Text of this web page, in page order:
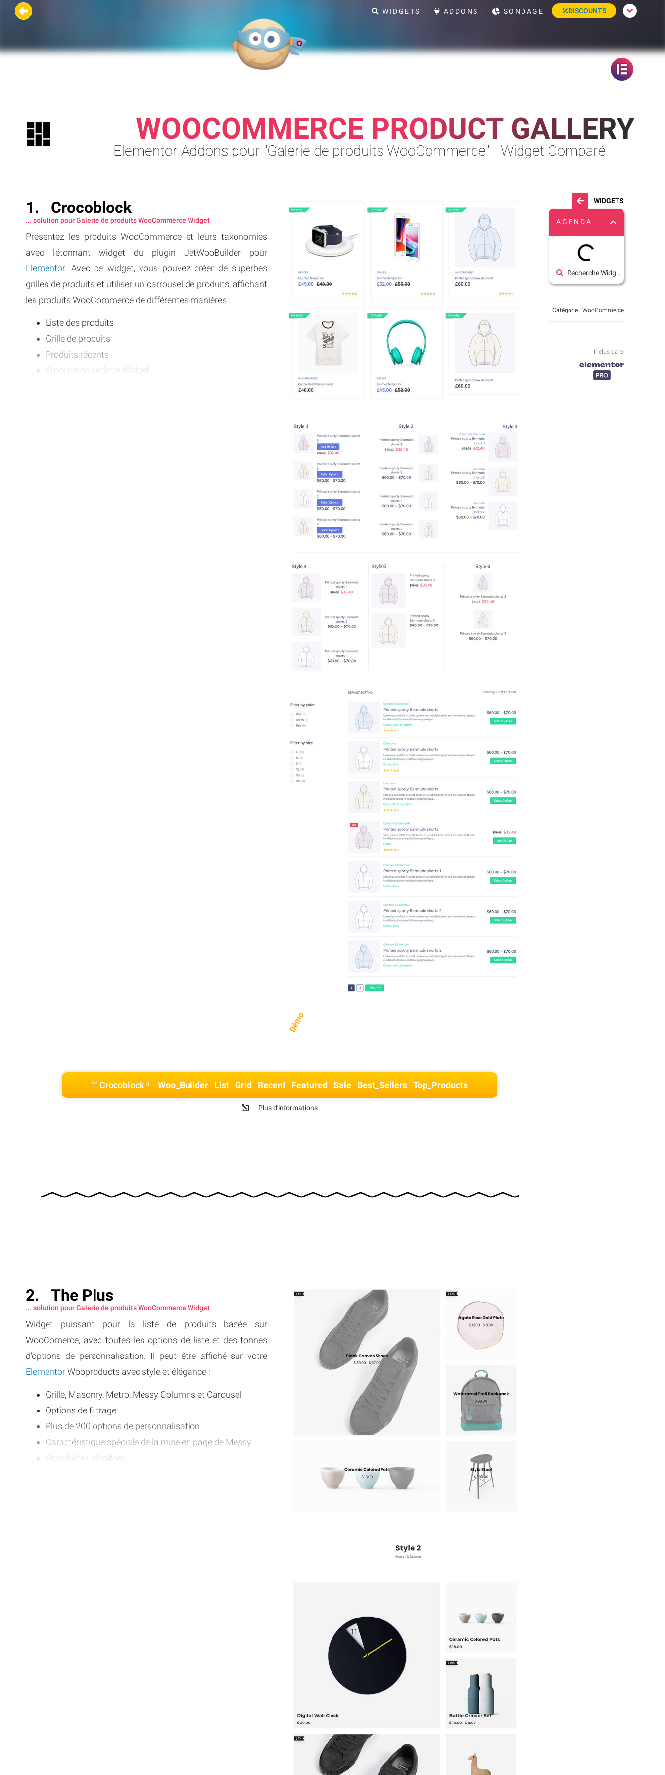
WIDGETS ADDONS SONDAGE DISCOUNTS
WOOCOMMERCE PRODUCT GALLERY
Elementor Addons pour "Galerie de produits WooCommerce" - Widget Comparé
Crocoblock
... solution pour Galerie de produits WooCommerce Widget
Présentez les produits WooCommerce et leurs taxonomies
avec l'étonnant widget du plugin JetWooBuilder pour
Elementor. Avec ce widget, vous pouvez créer de superbes
grilles de produits et utiliser un carrousel de produits, affichant
les produits WooCommerce de différentes manières :
Liste des produits
Grille de produits
Produits récents
Produits en vedette Widget
Démo
Crocoblock ⁸ Woo_Builder List Grid Recent Featured Sale Best_Sellers Top_Products
Plus d'informations
The Plus
... solution pour Galerie de produits WooCommerce Widget
Widget puissant pour la liste de produits basée sur
WooComerce, avec toutes les options de liste et des tonnes
d'options de personnalisation. Il peut être affiché sur votre
ElementorWooproducts avec style et élégance :
Grille, Masonry, Metro, Messy Columns et Carousel
Options de filtrage
Plus de 200 options de personnalisation
Caractéristique spéciale de la mise en page de Messy
Possibilités illimitées
WIDGETS
AGENDA
Recherche Widgets
Catégorie :WooCommerce
Inclus dans